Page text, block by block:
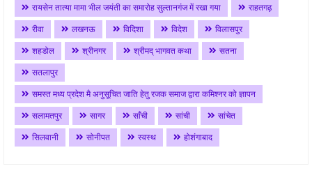
रायसेन तात्या मामा भील जयंती का समारोह सुल्तानगंज में रखा गया
राहतगढ़
रीवा
लखनऊ विदिशा विदेश
विलासपुर
शहडोल
श्रीनगर श्रीमद् भागवत कथा
सतना
सतलापुर
समस्त मध्य प्रदेश मै अनुसूचित जाति हेतु रजक समाज द्वारा कमिश्नर को ज्ञापन
सलामतपुर
सागर साँची सांची
सांचेत
सिलवानी
सोनीपत स्वस्थ होशंगाबाद